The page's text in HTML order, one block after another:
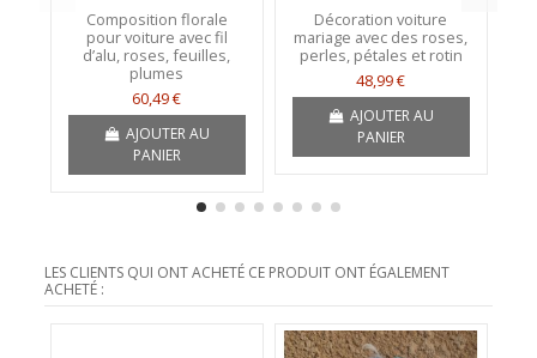
Composition florale
pour voiture avec fil
d’alu, roses, feuilles,
plumes
60,49 €
AJOUTER AU
PANIER
Décoration voiture
mariage avec des roses,
perles, pétales et rotin
48,99 €
AJOUTER AU
PANIER
LES CLIENTS QUI ONT ACHETÉ CE PRODUIT ONT ÉGALEMENT
ACHETÉ :